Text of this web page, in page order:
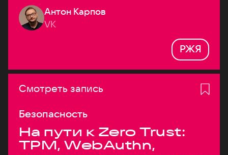
Антон Карпов
VK
РЖЯ
Смотреть запись
Безопасность
На пути к Zero Trust:
TPM, WebAuthn,